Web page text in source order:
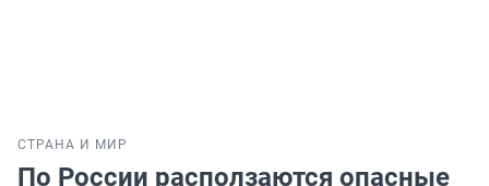
СТРАНА И МИР
По России расползаются опасные